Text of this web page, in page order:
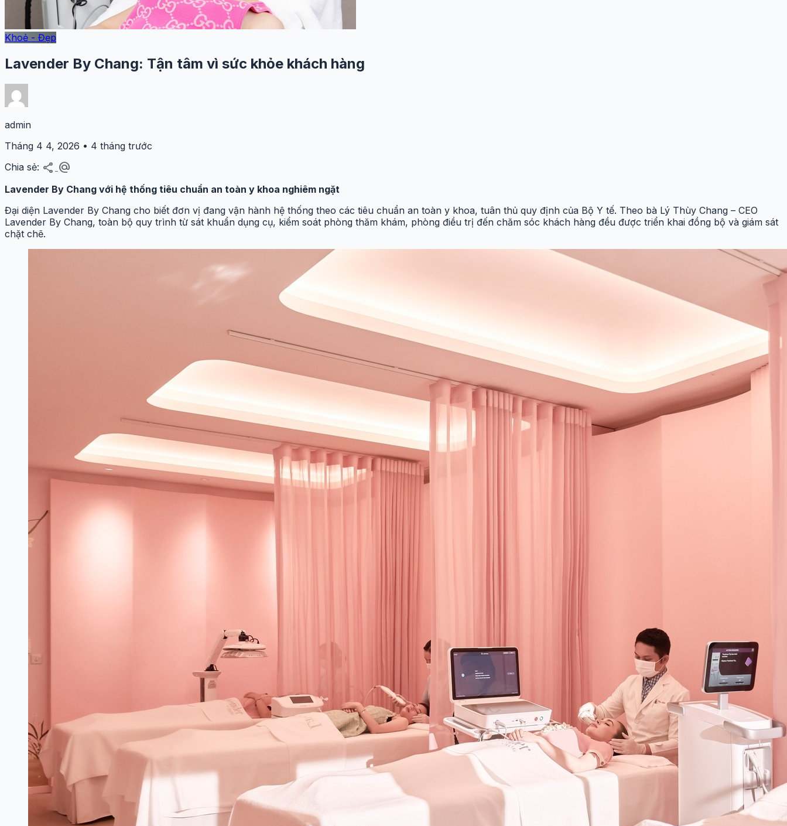
Khoẻ - Đẹp
Lavender By Chang: Tận tâm vì sức khỏe khách hàng
admin
Tháng 4 4, 2026 • 4 tháng trước
Chia sẻ: share alternate_email
Lavender By Chang với hệ thống tiêu chuẩn an toàn y khoa nghiêm ngặt
Đại diện Lavender By Chang cho biết đơn vị đang vận hành hệ thống theo các tiêu chuẩn an toàn y khoa, tuân thủ quy định của Bộ Y tế. Theo bà Lý Thùy Chang – CEO
Lavender By Chang, toàn bộ quy trình từ sát khuẩn dụng cụ, kiểm soát phòng thăm khám, phòng điều trị đến chăm sóc khách hàng đều được triển khai đồng bộ và giám sát
chặt chẽ.